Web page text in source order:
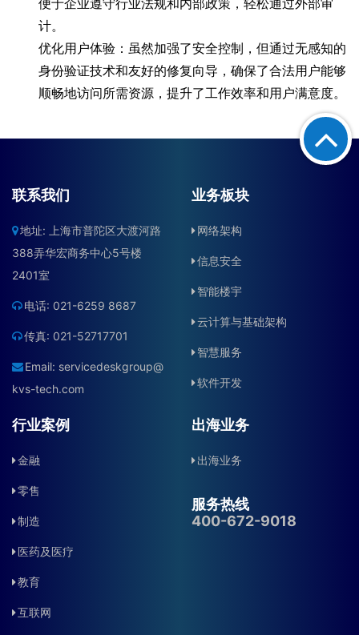
联系我们
地址: 上海市普陀区大渡河路
388弄华宏商务中心5号楼
2401室
电话: 021-6259 8687
传真: 021-52717701
Email: servicedeskgroup@
kvs-tech.com
业务板块
网络架构
信息安全
智能楼宇
云计算与基础架构
智慧服务
软件开发
行业案例
金融
零售
制造
医药及医疗
教育
互联网
出海业务
出海业务
服务热线
400-672-9018